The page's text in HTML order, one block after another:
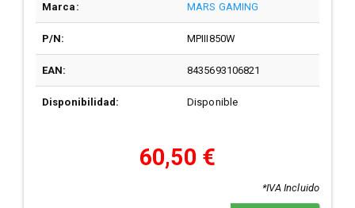
Marca: MARS GAMING
P/N: MPIII850W
EAN: 8435693106821
Disponibilidad: Disponible
60,50 €
*IVA Incluido